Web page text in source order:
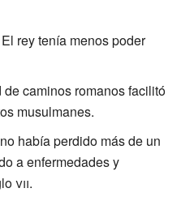
El rey tenía menos poder
de caminos romanos facilitó
musulmanes.
había perdido más de un
a enfermedades y
vii.